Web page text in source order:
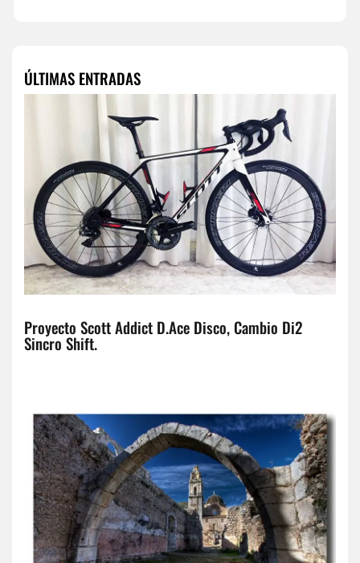
Proyecto Scott Addict D.Ace Disco, Cambio Di2
Sincro Shift.